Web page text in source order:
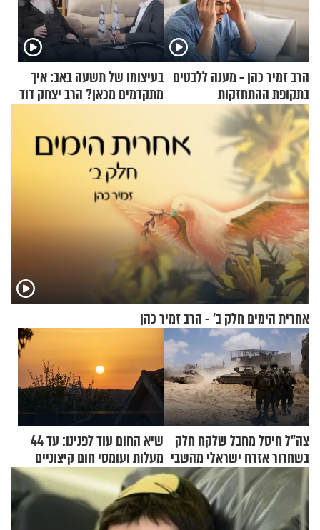
הרב זמיר כהן - מענה ללבטים
בתקופת ההתחזקות
בעיצומו של תשעה באב: איך
מתקדמים מכאן? הרב יצחק דוד
אחרית הימים חלק ב’ - הרב זמיר כהן
צה"ל חיסל מחבל שלקח חלק
בשחרור אזרח ישראלי מהשבי
שיא החום עוד לפנינו: עד 44
מעלות ועומסי חום קיצוניים